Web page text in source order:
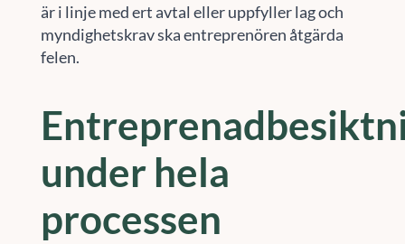
är i linje med ert avtal eller uppfyller lag och
myndighetskrav ska entreprenören åtgärda
felen.
under hela
processen